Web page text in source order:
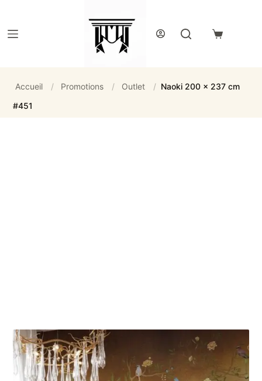
Panier
Accueil / Promotions / Outlet / Naoki 200 x 237 cm
#451